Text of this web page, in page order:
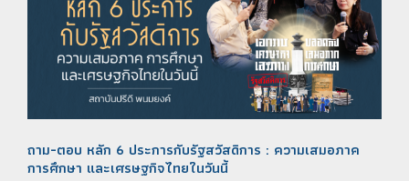
ถาม-ตอบ หลัก 6 ประการกับรัฐสวัสดิการ : ความเสมอภาค
การศึกษา และเศรษฐกิจไทยในวันนี้